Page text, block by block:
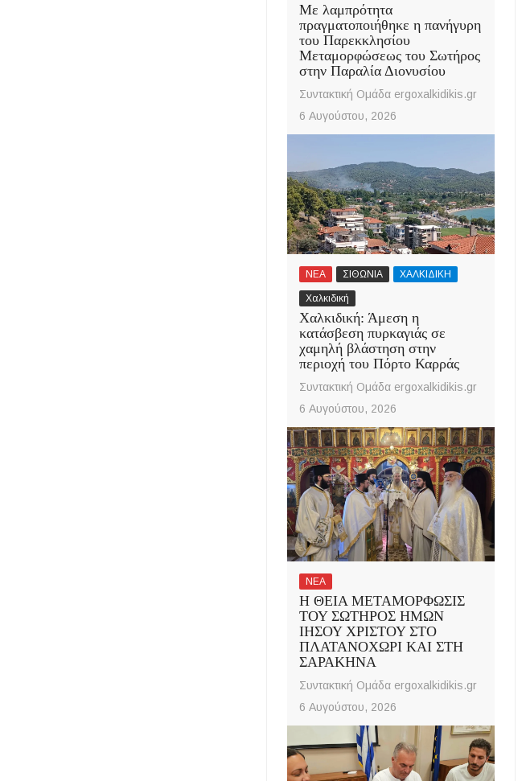
Με λαμπρότητα
πραγματοποιήθηκε η πανήγυρη
του Παρεκκλησίου
Μεταμορφώσεως του Σωτήρος
στην Παραλία Διονυσίου
Συντακτική Ομάδα ergoxalkidikis.gr
6 Αυγούστου, 2026
ΝΕΑ ΣΙΘΩΝΙΑ ΧΑΛΚΙΔΙΚΗ
Χαλκιδική
Χαλκιδική: Άμεση η
κατάσβεση πυρκαγιάς σε
χαμηλή βλάστηση στην
περιοχή του Πόρτο Καρράς
Συντακτική Ομάδα ergoxalkidikis.gr
6 Αυγούστου, 2026
ΝΕΑ
Η ΘΕΙΑ ΜΕΤΑΜΟΡΦΩΣΙΣ
ΤΟΥ ΣΩΤΗΡΟΣ ΗΜΩΝ
ΙΗΣΟΥ ΧΡΙΣΤΟΥ ΣΤΟ
ΠΛΑΤΑΝΟΧΩΡΙ ΚΑΙ ΣΤΗ
ΣΑΡΑΚΗΝΑ
Συντακτική Ομάδα ergoxalkidikis.gr
6 Αυγούστου, 2026